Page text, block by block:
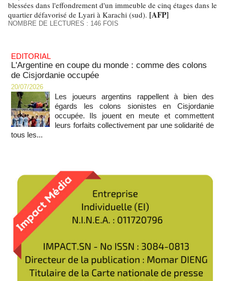
blessées dans l'effondrement d'un immeuble de cinq étages dans le
quartier défavorisé de Lyari à Karachi (sud). [AFP]
NOMBRE DE LECTURES : 146 FOIS
EDITORIAL
L'Argentine en coupe du monde : comme des colons
de Cisjordanie occupée
20/07/2026
Les joueurs argentins rappellent à bien des
égards les colons sionistes en Cisjordanie
occupée. Ils jouent en meute et commettent
leurs forfaits collectivement par une solidarité de
tous les...